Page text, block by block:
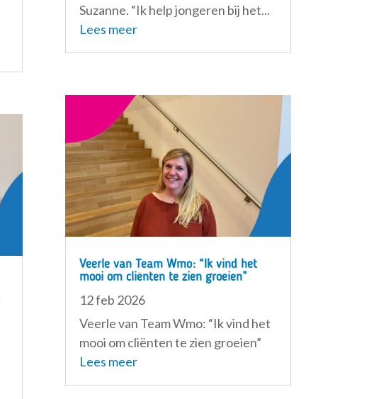
Suzanne. “Ik help jongeren bij het...
Lees meer
Veerle van Team Wmo: “Ik vind het
mooi om cliënten te zien groeien”
12 feb 2026
Veerle van Team Wmo: “Ik vind het
mooi om cliënten te zien groeien”
Lees meer